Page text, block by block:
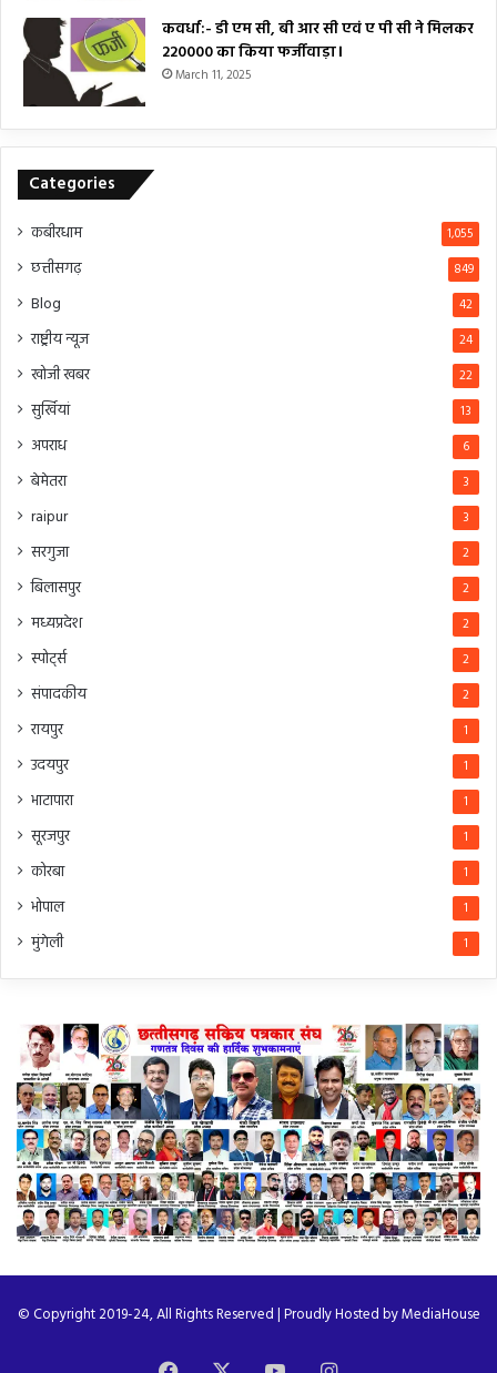
कवर्धा:- डी एम सी, बी आर सी एवं ए पी सी ने मिलकर
₹220000 का किया फर्जीवाड़ा।
March 11, 2025
Categories
कबीरधाम 1,055
छत्तीसगढ़ 849
Blog 42
राष्ट्रीय न्यूज 24
खोजी खबर 22
सुर्खियां 13
अपराध 6
बेमेतरा 3
raipur 3
सरगुजा 2
बिलासपुर 2
मध्यप्रदेश 2
स्पोर्ट्स 2
संपादकीय 2
रायपुर 1
उदयपुर 1
भाटापारा 1
सूरजपुर 1
कोरबा 1
भोपाल 1
मुंगेली 1
© Copyright 2019-24, All Rights Reserved | Proudly Hosted byMediaHouse